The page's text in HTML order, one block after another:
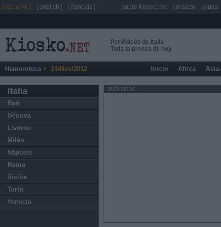
Periódicos de Italia
Toda la prensa de hoy
Hemeroteca 14/Nov/2012 Inicio África
Italia
Bari
Génova
Livorno
Milán
Nápoles
Roma
Sicilia
Turín
Venecia
publicidad
[ español ] [ english ] [ français ] sobre Kiosko.net contacto ayuda